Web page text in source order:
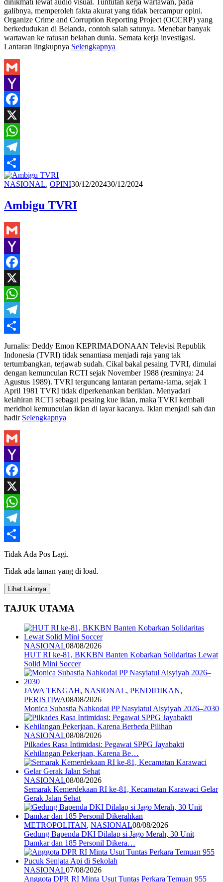
galibnya, memperoleh fakta akurat yang tidak bercampur opini.
Organize Crime and Corruption Reporting Project (OCCRP) yang
berkedudukan di Belanda, contoh salah satunya. Menebar banyak
wartawan ke ratusan belahan dunia. Semata kerja investigasi.
Lantaran lingkupnya Selengkapnya
Gmail
Yahoo
Mail
Facebook
X
WhatsApp
Telegram
Share
NASIONAL, OPINIRedaksi
30/12/202430/12/2024
Ambigu TVRI
Gmail
Yahoo
Mail
Facebook
X
WhatsApp
Telegram
Share
Jurnalis: Deddy Emon KEPRIMADONAAN Televisi Republik
Indonesia (TVRI) tidak senantiasa menjadi raja yang tak
tertumbangkan, terjawab sudah. Cikal bakal pesaing TVRI, dimulai
dengan kemunculan RCTI sejak November 1988 (resminya: 24
Agustus 1989). TVRI terguncang lantaran pertama-tama, sejak 1
April 1981 TVRI tidak diperkenankan beriklan. Menyadari
kelahiran RCTI sebagai pesaing kue iklan, maka TVRI kembali
meridhoi kemunculan iklan di layar kacanya. Iklan menjadi sah dan
hadir Selengkapnya
Gmail
Yahoo
Mail
Facebook
X
WhatsApp
Telegram
Share
Tidak Ada Pos Lagi.
Tidak ada laman yang di load.
Lihat Lainnya
TAJUK UTAMA
NASIONAL08/08/2026
HUT RI ke-81, BKKBN Banten Kobarkan Solidaritas Lewat
Solid Mini Soccer
JAWA TENGAH, NASIONAL, PENDIDIKAN,
PERISTIWA08/08/2026
Monica Subastia Nahkodai PP Nasyiatul Aisyiyah 2026–2030
NASIONAL08/08/2026
Pilkades Rasa Intimidasi: Pegawai SPPG Jayabakti
Kehilangan Pekerjaan, Karena Be…
NASIONAL08/08/2026
Semarak Kemerdekaan RI ke-81, Kecamatan Karawaci Gelar
Gerak Jalan Sehat
METROPOLITAN, NASIONAL08/08/2026
Gedung Bapenda DKI Dilalap si Jago Merah, 30 Unit
Damkar dan 185 Personil Dikera…
NASIONAL07/08/2026
Anggota DPR RI Minta Usut Tuntas Perkara Temuan 955